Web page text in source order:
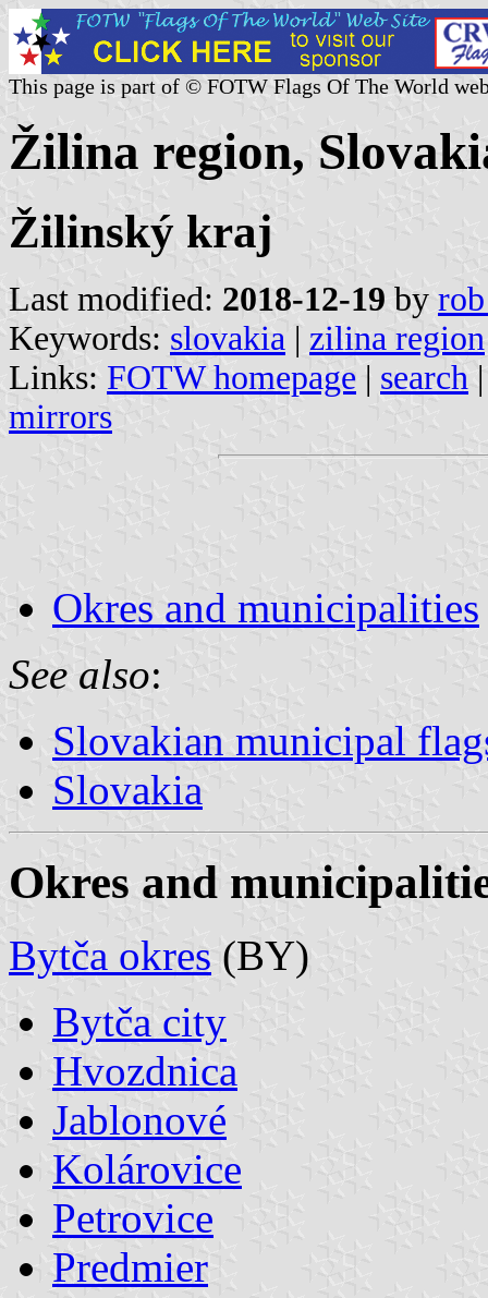
This page is part of © FOTW Flags Of The World
Žilina region,
Žilinský kraj
Last modified: 2018-12-19 by
Keywords: slovakia | zilina region
Links: FOTW homepage | search
mirrors
Okres and municipalities
See also:
Slovakian municipal
Slovakia
Okres and
Bytča okres (BY)
Bytča city
Hvozdnica
Jablonové
Kolárovice
Petrovice
Predmier